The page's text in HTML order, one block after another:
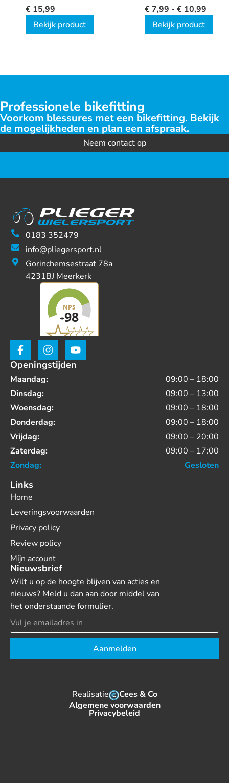
Derailleurwieltjes
€ 15,99
Bekijk product
derailleurwieltjes
€7,99 - € 10,99
Bekijk product
Professionele bikefitting
Voorkom blessures met een bikefitting. Bekijk
de mogelijkheden en plan een afspraak.
Neem contact op
0183 352479
info@pliegersport.nl
Gorinchemsestraat 78a
4231BJ Meerkerk
Openingstijden
Maandag:
09:00 – 18:00
Dinsdag:
09:00 – 13:00
Woensdag:
09:00 – 18:00
Donderdag:
09:00 – 18:00
Vrijdag:
09:00 – 20:00
Zaterdag:
09:00 – 17:00
Zondag:
Gesloten
Links
Home
Leveringsvoorwaarden
Privacy policy
Review policy
Mijn account
Nieuwsbrief
Wilt u op de hoogte blijven van acties en
nieuws? Meld u dan aan door middel van
het onderstaande formulier.
Aanmelden
Realisatie
Cees & Co
Algemene voorwaarden
Privacybeleid